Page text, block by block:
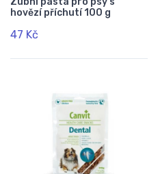
hovězí příchutí 100 g
47 Kč